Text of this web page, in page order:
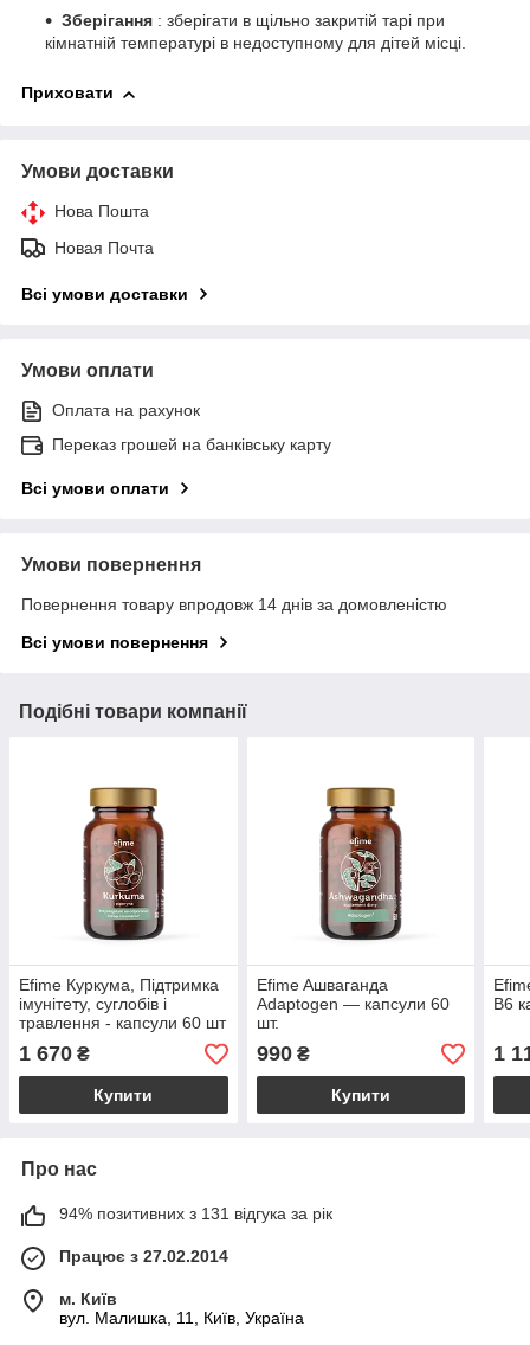
Зберігання : зберігати в щільно закритій тарі при
кімнатній температурі в недоступному для дітей місці.
Приховати
Умови доставки
Нова Пошта
Новая Почта
Всі умови доставки
Умови оплати
Оплата на рахунок
Переказ грошей на банківську карту
Всі умови оплати
Умови повернення
Повернення товару впродовж 14 днів за домовленістю
Всі умови повернення
Подібні товари компанії
Efime Куркума, Підтримка
імунітету, суглобів і
травлення - капсули 60 шт
1 670 ₴
Купити
Efime Aшваганда
Adaptogen — капсули 60
шт.
990₴
Купити
B6
1
Про нас
94% позитивних з 131 відгука за рік
Працює з 27.02.2014
м. Київ
вул. Малишка, 11, Київ, Україна